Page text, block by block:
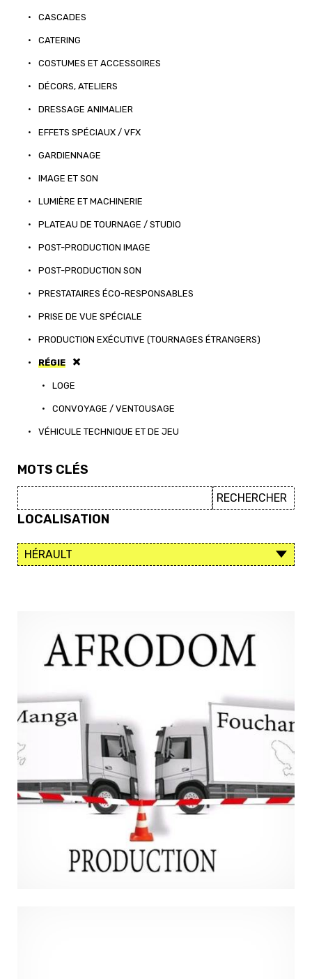
• CASCADES
• CATERING
• COSTUMES ET ACCESSOIRES
• DÉCORS, ATELIERS
• DRESSAGE ANIMALIER
• EFFETS SPÉCIAUX / VFX
• GARDIENNAGE
• IMAGE ET SON
• LUMIÈRE ET MACHINERIE
• PLATEAU DE TOURNAGE / STUDIO
• POST-PRODUCTION IMAGE
• POST-PRODUCTION SON
• PRESTATAIRES ÉCO-RESPONSABLES
• PRISE DE VUE SPÉCIALE
• PRODUCTION EXÉCUTIVE (TOURNAGES ÉTRANGERS)
• RÉGIE
• LOGE
• CONVOYAGE / VENTOUSAGE
• VÉHICULE TECHNIQUE ET DE JEU
MOTS CLÉS
LOCALISATION